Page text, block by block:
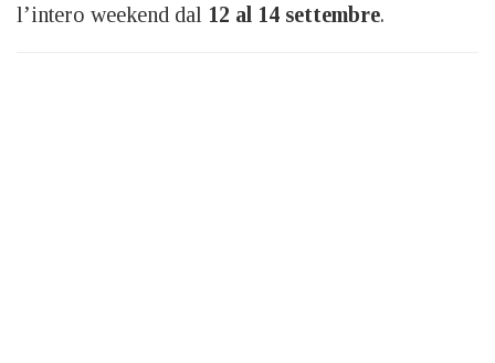
l’intero weekend dal 12 al 14 settembre.